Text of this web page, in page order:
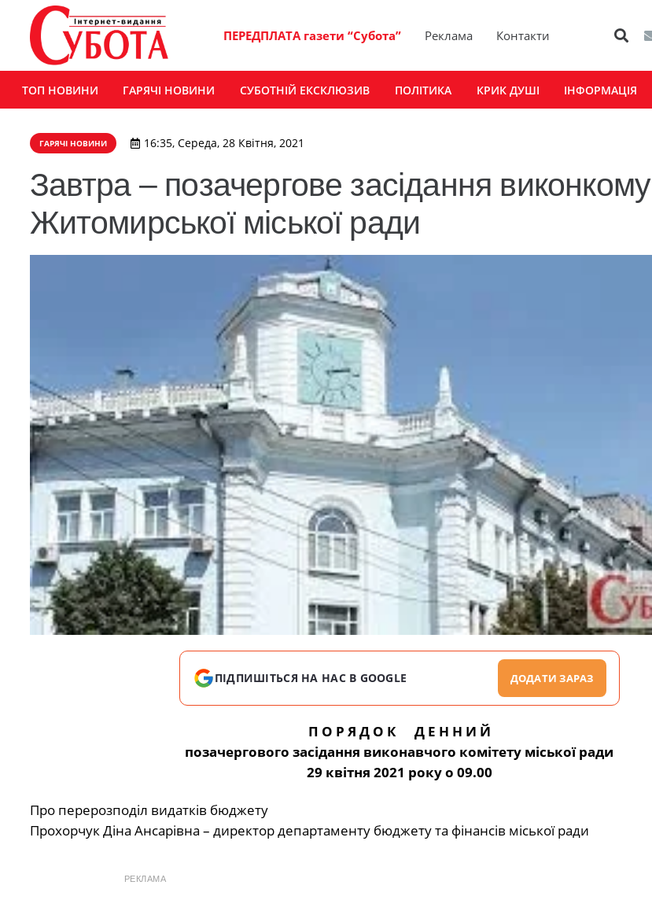
ПЕРЕДПЛАТА газети “Субота” Реклама Контакти
ТОП НОВИНИ ГАРЯЧІ НОВИНИ СУБОТНІЙ ЕКСКЛЮЗИВ ПОЛІТИКА КРИК ДУШІ ІНФОРМАЦІЯ
ГАРЯЧІ НОВИНИ 16:35, Середа, 28 Квітня, 2021
Завтра – позачергове засідання виконкому
Житомирської міської ради
ПІДПИШІТЬСЯ НА НАС В GOOGLE ДОДАТИ ЗАРАЗ
П О Р Я Д О К Д Е Н Н И Й
позачергового засідання виконавчого комітету міської ради
29 квітня 2021 року о 09.00
Про перерозподіл видатків бюджету
Прохорчук Діна Ансарівна – директор департаменту бюджету та фінансів міської ради
РЕКЛАМА